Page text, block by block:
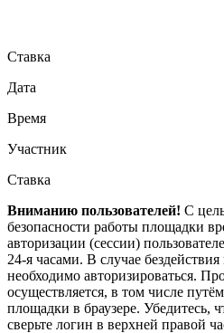
Ставка
Дата
Время
Участник
Ставка
Вниманию пользователей! С
безопасности работы площадки
авторизации (сессии)
24-я часами. В случае
необходимо авторизироваться.
осуществляется, в том числе
площадки в браузере. Убедитесь,
сверьте логин в верхней правой